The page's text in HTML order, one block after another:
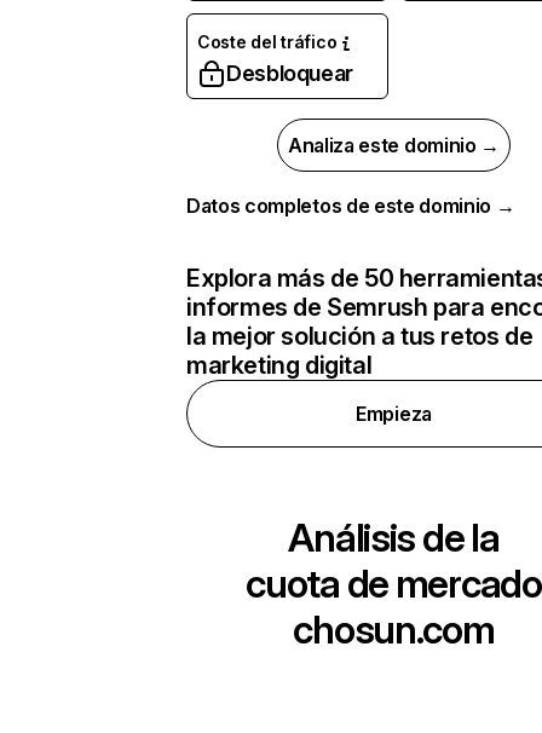
Coste del tráfico
Desbloquear
Analiza este dominio →
Datos completos de este dominio →
Explora más de 50
informes de Semrush para
la mejor solución a tus retos de
marketing digital
Empieza
Análisis de la
cuota de mercado
chosun.com